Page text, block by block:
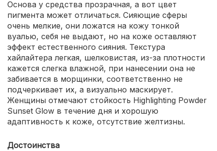
Основа у средства прозрачная, а вот цвет
пигмента может отличаться. Сияющие сферы
очень мелкие, они ложатся на кожу тонкой
вуалью, себя не выдают, но на коже оставляют
эффект естественного сияния. Текстура
хайлайтера легкая, шелковистая, из-за плотности
кажется слегка влажной, при нанесении она не
забивается в морщинки, соответственно не
подчеркивает их, а визуально маскирует.
Женщины отмечают стойкость Highlighting Powder
Sunset Glow в течение дня и хорошую
адаптивность к коже, отсутствие желтизны.
Достоинства